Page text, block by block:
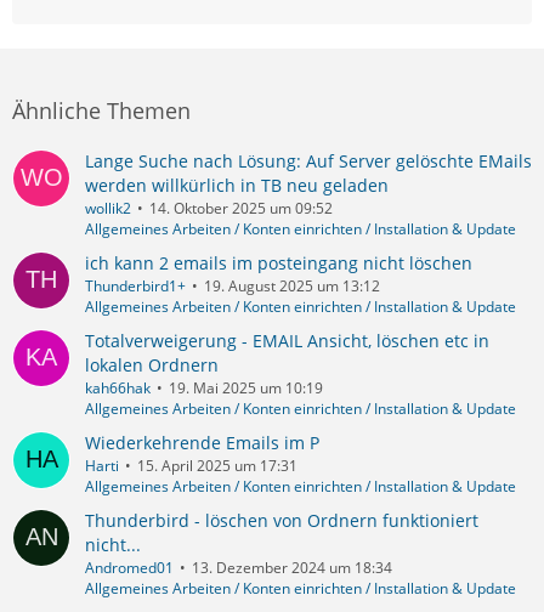
Ähnliche Themen
Lange Suche nach Lösung: Auf Server gelöschte EMails
werden willkürlich in TB neu geladen
wollik2
14. Oktober 2025 um 09:52
Allgemeines Arbeiten / Konten einrichten / Installation & Update
ich kann 2 emails im posteingang nicht löschen
Thunderbird1+
19. August 2025 um 13:12
Allgemeines Arbeiten / Konten einrichten / Installation & Update
Totalverweigerung - EMAIL Ansicht, löschen etc in
lokalen Ordnern
kah66hak
19. Mai 2025 um 10:19
Allgemeines Arbeiten / Konten einrichten / Installation & Update
Wiederkehrende Emails im P
Harti
15. April 2025 um 17:31
Allgemeines Arbeiten / Konten einrichten / Installation & Update
Thunderbird - löschen von Ordnern funktioniert
nicht...
Andromed01
13. Dezember 2024 um 18:34
Allgemeines Arbeiten / Konten einrichten / Installation & Update